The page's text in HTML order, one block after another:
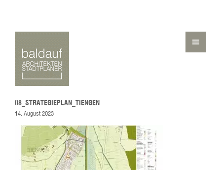
08_STRATEGIEPLAN_TIENGEN
14. August 2023